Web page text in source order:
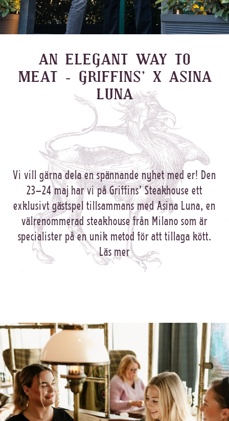
AN ELEGANT WAY TO
MEAT – GRIFFINS’ X ASINA
LUNA
Vi vill gärna dela en spännande nyhet med er! Den
23–24 maj har vi på Griffins’ Steakhouse ett
exklusivt gästspel tillsammans med Asina Luna, en
välrenommerad steakhouse från Milano som är
specialister på en unik metod för att tillaga kött.
Läs mer